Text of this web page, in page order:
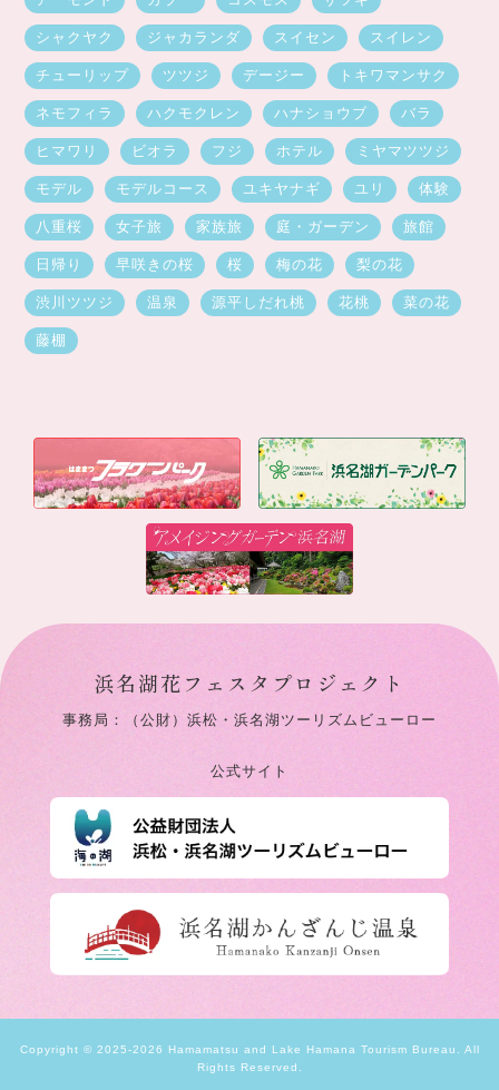
シャクヤク ジャカランダ スイセン スイレン
チューリップ ツツジ デージー トキワマンサク
ネモフィラ ハクモクレン ハナショウブ バラ
ヒマワリ ビオラ フジ ホテル ミヤマツツジ
モデル モデルコース ユキヤナギ ユリ 体験
八重桜 女子旅 家族旅 庭・ガーデン 旅館
日帰り 早咲きの桜 桜 梅の花 梨の花
渋川ツツジ 温泉 源平しだれ桃 花桃 菜の花
藤棚
浜名湖花フェスタプロジェクト
事務局：（公財）浜松・浜名湖ツーリズムビューロー
公式サイト
Copyright © 2025-2026 Hamamatsu and Lake Hamana Tourism Bureau. All
Rights Reserved.